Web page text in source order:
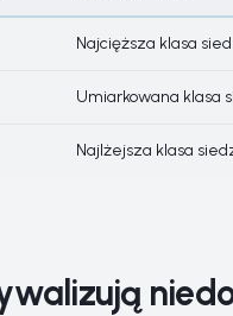
Najcięższa klasa
Umiarkowana klasa
Najlżejsza klasa